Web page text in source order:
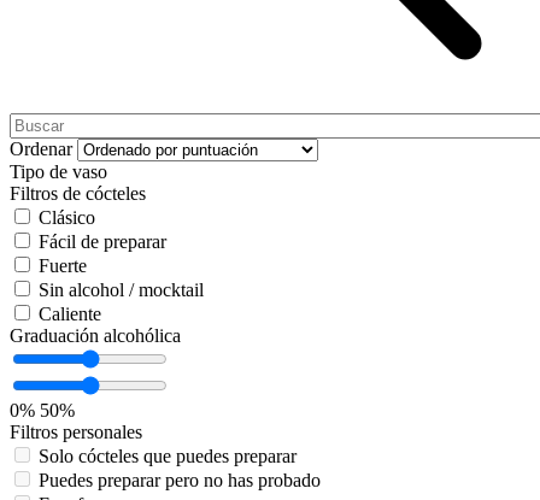
Ordenar
Tipo de vaso
Filtros de cócteles
Clásico
Fácil de preparar
Fuerte
Sin alcohol / mocktail
Caliente
Graduación alcohólica
0% 50%
Filtros personales
Solo cócteles que puedes preparar
Puedes preparar pero no has probado